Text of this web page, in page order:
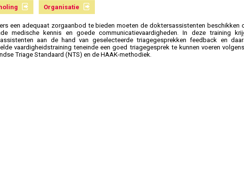
Organisatie
een adequaat zorgaanbod te bieden moeten de doktersassistenten beschikken
medische kennis en goede communicatievaardigheden. In deze training
aan de hand van geselecteerde triagegesprekken feedback en
vaardigheidstraining teneinde een goed triagegesprek te kunnen voeren
Triage Standaard (NTS) en de HAAK-methodiek.